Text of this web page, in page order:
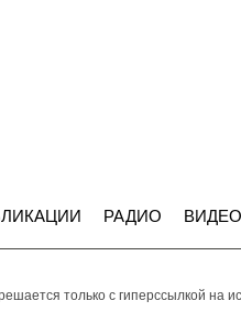
РАДИО ВИДЕО
только с гиперссылкой на